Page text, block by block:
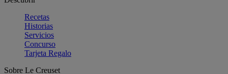
Recetas
Historias
Servicios
Concurso
Tarjeta Regalo
Sobre Le Creuset